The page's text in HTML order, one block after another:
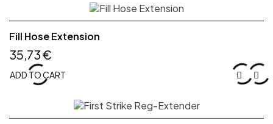
Fill Hose Extension
35,73 €
ADD TO CART  